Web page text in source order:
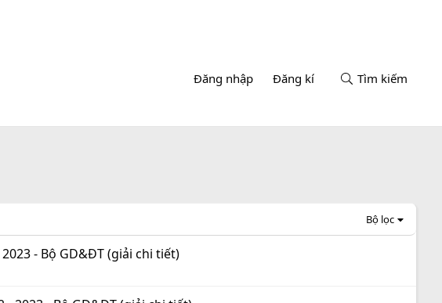
Đăng nhập Đăng kí Tìm kiếm
Bộ lọc
- Bộ GD&ĐT (giải chi tiết)